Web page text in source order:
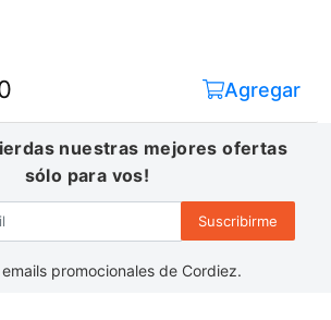
Agregar
nuestras mejores ofertas
sólo para vos!
Suscribirme
promocionales de Cordiez.